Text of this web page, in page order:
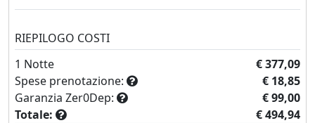
RIEPILOGO COSTI
1 Notte
€ 377,09
Spese prenotazione:
€ 18,85
Garanzia Zer0Dep:
€ 99,00
Totale:
€ 494,94